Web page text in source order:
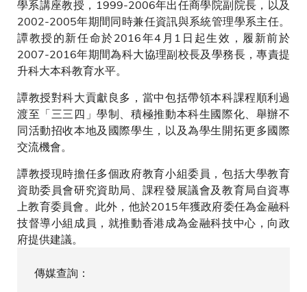
學系講座教授，1999-2006年出任商學院副院長，以及
2002-2005年期間同時兼任資訊與系統管理學系主任。
譚教授的新任命於2016年4月1日起生效，履新前於
2007-2016年期間為科大協理副校長及學務長，專責提
升科大本科教育水平。
譚教授對科大貢獻良多，當中包括帶領本科課程順利過
渡至「三三四」學制、積極推動本科生國際化、舉辦不
同活動招收本地及國際學生，以及為學生開拓更多國際
交流機會。
譚教授現時擔任多個政府教育小組委員，包括大學教育
資助委員會研究資助局、課程發展議會及教育局自資專
上教育委員會。此外，他於2015年獲政府委任為金融科
技督導小組成員，就推動香港成為金融科技中心，向政
府提供建議。
傳媒查詢：